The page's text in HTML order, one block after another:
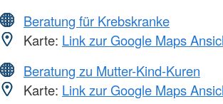
Beratung für Krebskranke
Karte: Link zur Google Maps
Beratung zu Mutter-Kind-Kuren
Karte: Link zur Google Maps